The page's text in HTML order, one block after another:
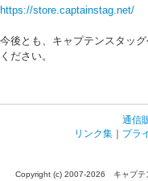
https://store.captainstag.net/
今後とも、キャプテンスタッ
ください。
通信
リンク集 ｜ プラ
Copyright (c) 2007-2026 キャプテ